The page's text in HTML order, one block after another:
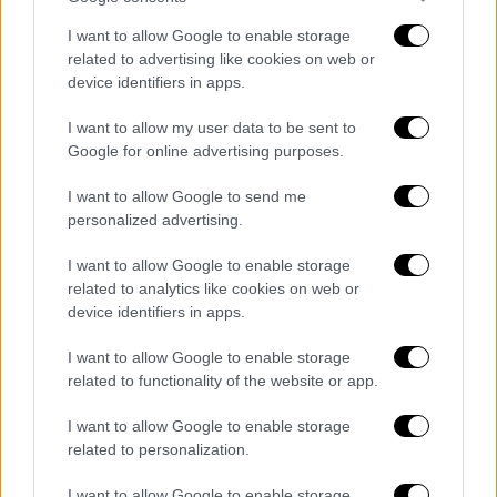
I want to allow Google to enable storage
related to advertising like cookies on web or
device identifiers in apps.
I want to allow my user data to be sent to
Google for online advertising purposes.
I want to allow Google to send me
personalized advertising.
I want to allow Google to enable storage
related to analytics like cookies on web or
device identifiers in apps.
I want to allow Google to enable storage
related to functionality of the website or app.
I want to allow Google to enable storage
related to personalization.
εξαγγέλλονται, μία αναστέλλονται, μία
υπάρχει ταρίφα 100%, μια 80% και μια 150%.
Άρα αυτό συγκλίνει στη λογική της
αναμονής από τους συναλλασσόμενους και
από εκεί και πέρα το αν είναι χειρότερη από
το covid, θα του δούμε. Η αλήθεια είναι ότι
κάθε καινούργια κρίση απλώς μας κάνει να
βλέπουμε τις παλιότερες ως πιο ήπιες.
Όταν ήρθε ο covid, κανείς δεν ήξερε τι
σήμαινε αυτό το πράγμα. Πριν από αυτό η
Ελλάδα είχε δημοσιονομική κρίση, όμως
κανείς δεν ήξερε τι σήμαινε. Κάπως τα
καταφέραμε. Μεσολάβησε η κρίση στην
Ουκρανία με τη Ρωσία και του Ισραήλ με την
Παλαιστίνη. Όλα αυτά με κάποιο τρόπο τα
έλαβε υπόψη της η αγορά, τα απορρόφησε